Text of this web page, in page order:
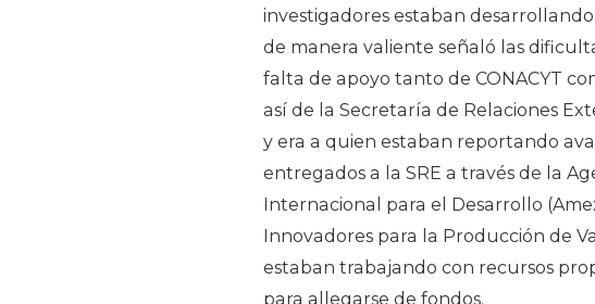
investigadores estaban
de manera valiente señaló las
falta de apoyo tanto de CONACYT
así de la Secretaría de Relaciones
y era a quien estaban reportando
entregados a la SRE a través de la
Internacional para el Desarrollo
Innovadores para la Producción de
estaban trabajando con recursos
para allegarse de fondos.